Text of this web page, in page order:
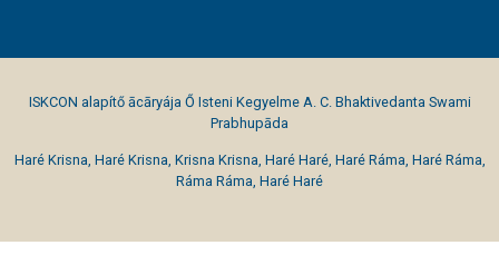
ISKCON alapítő ācāryája Ő Isteni Kegyelme A. C. Bhaktivedanta Swami
Prabhupāda
Haré Krisna, Haré Krisna, Krisna Krisna, Haré Haré, Haré Ráma, Haré Ráma,
Ráma Ráma, Haré Haré